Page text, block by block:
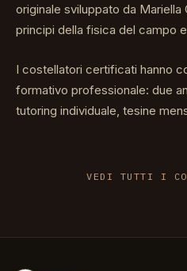
originale sviluppato da
principi della fisica del campo
I costellatori certificati hanno
formativo professionale: due
tutoring individuale, tesine
VEDI TUTTI I